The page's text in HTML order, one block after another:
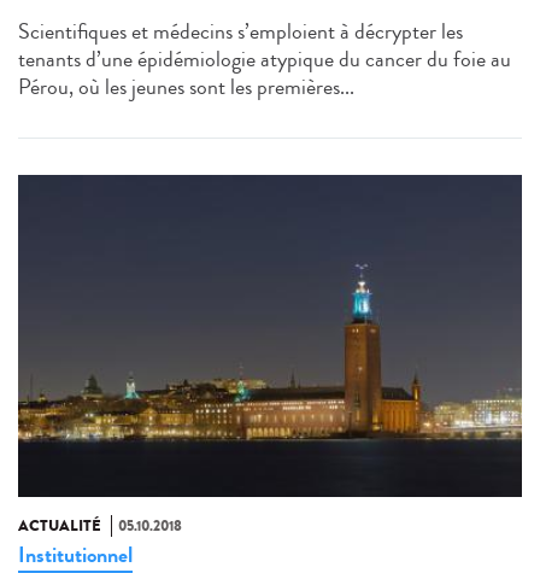
Scientifiques et médecins s’emploient à décrypter les
tenants d’une épidémiologie atypique du cancer du foie au
Pérou, où les jeunes sont les premières...
ACTUALITÉ 05.10.2018
Institutionnel